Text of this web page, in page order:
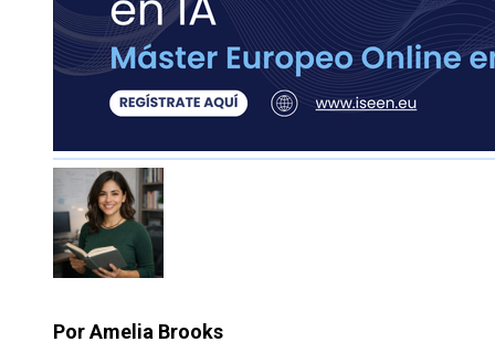
Por Amelia Brooks